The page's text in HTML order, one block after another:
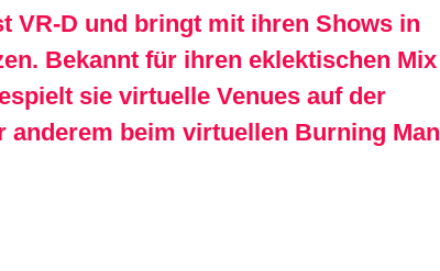
VR-D und bringt mit ihren Shows in
Bekannt für ihren eklektischen Mix
sie virtuelle Venues auf der
anderem beim virtuellen Burning Man